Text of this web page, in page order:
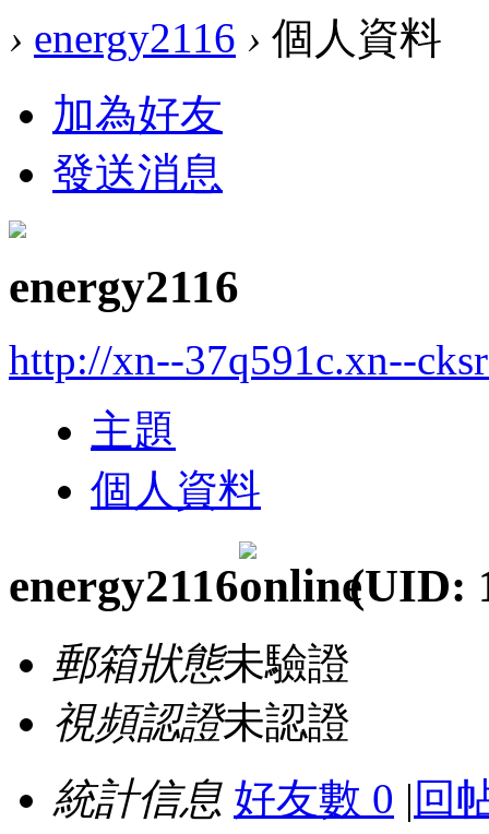
› energy2116 › 個人資料
加為好友
發送消息
energy2116
http://xn--37q591c.xn--
主題
個人資料
energy2116 (UID:
郵箱狀態未驗證
視頻認證未認證
統計信息 好友數 0 | 回